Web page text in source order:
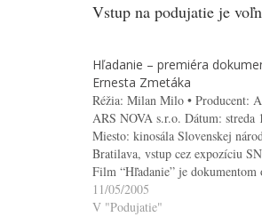
Vstup na podujatie je
Hľadanie – premiéra
Ernesta Zmetáka
Réžia: Milan Milo • Producent:
ARS NOVA s.r.o. Dátum: streda
Miesto: kinosála Slovenskej
Bratilava, vstup cez expozíciu
Film “Hľadanie” je dokumentom
slovenského moderného
poskytuje pohľad…
11/05/2005
V "Podujatie"